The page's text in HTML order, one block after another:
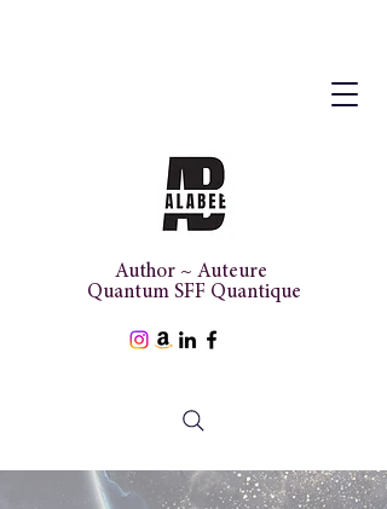
Author ~ Auteure
Quantum SFF Quantique